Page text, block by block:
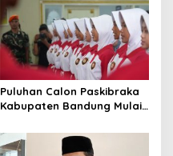
Puluhan Calon Paskibraka
Kabupaten Bandung Mulai